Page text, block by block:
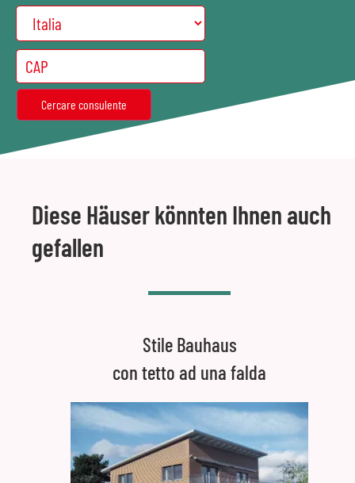
Diese Häuser könnten Ihnen auch
gefallen
Stile Bauhaus
con tetto ad una falda